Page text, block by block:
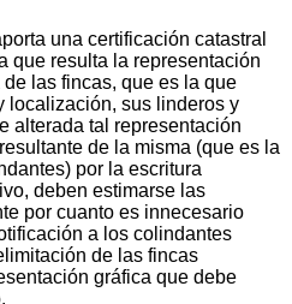
una certificación catastral
que resulta la representación
las fincas, que es la que
localización, sus linderos y
alterada tal representación
de la misma (que es la
por la escritura
deben estimarse las
por cuanto es innecesario
a los colindantes
de las fincas
gráfica que debe